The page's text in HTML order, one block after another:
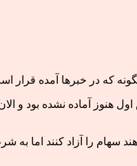
خبرها آمده قرار است ۱۸ مرداد ماه، امکان واگذاری
هنوز آماده نشده بود و
سهام را آزاد کنند اما